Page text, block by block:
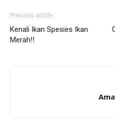
Previous article
Kenali Ikan Spesies Ikan
Merah!!